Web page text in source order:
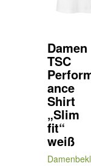
Damen
TSC
ance
Shirt
„Slim
fit“
weiß
Damenbekl